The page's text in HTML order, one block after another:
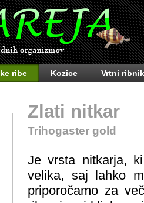
ribe Kozice Vrtni
Zlati nitkar
Trihogaster gold
Je vrsta nitkarja,
velika, saj lahko
priporočamo za